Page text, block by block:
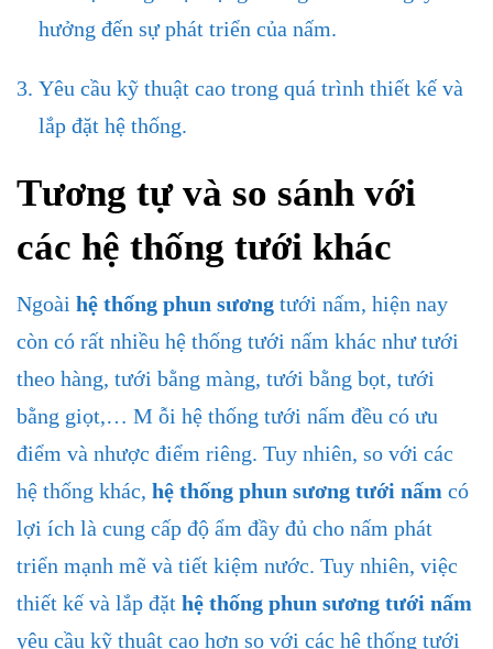
hưởng đến sự phát triển của nấm.
Yêu cầu kỹ thuật cao trong quá trình thiết kế và
lắp đặt hệ thống.
Tương tự và so sánh với
các hệ thống tưới khác
Ngoài hệ thống phun sương tưới nấm, hiện nay
còn có rất nhiều hệ thống tưới nấm khác như tưới
theo hàng, tưới bằng màng, tưới bằng bọt, tưới
bằng giọt,… M ỗi hệ thống tưới nấm đều có ưu
điểm và nhược điểm riêng. Tuy nhiên, so với các
hệ thống khác, hệ thống phun sương tưới nấm có
lợi ích là cung cấp độ ẩm đầy đủ cho nấm phát
triển mạnh mẽ và tiết kiệm nước. Tuy nhiên, việc
thiết kế và lắp đặt hệ thống phun sương tưới nấm
yêu cầu kỹ thuật cao hơn so với các hệ thống tưới